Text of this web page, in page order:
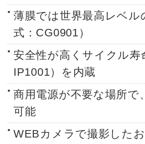
薄膜では世界最高レベ
式：CG0901）
安全性が高くサイクル
IP1001）を内蔵
商用電源が不要な場所で
可能
WEBカメラで撮影した